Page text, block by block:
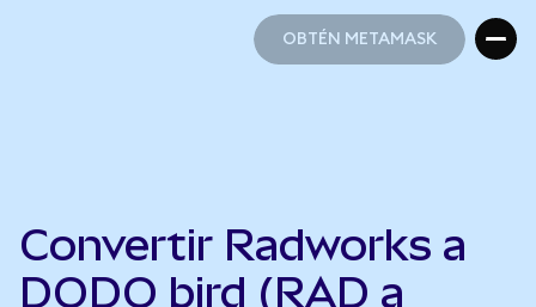
OBTÉN METAMASK
Convertir Radworks a
DODO bird (RAD a